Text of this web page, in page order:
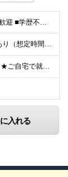
■業界・職種未経験OK！第二新卒歓迎 ■学歴不問 ■営業や販売サービス業・カスタマーサポートなど、顧客折衝経験をお持ちの方 ＜契約更新あり＞ 初回2ヵ月、2回目3ヵ月、3回目以降6ヵ月 ※目標の達
★年収423万〜623万円のモデルあり（想定時間外手当10時間分含む） ★半年に一度ドカンと支給のボーナスあり（半年に1度最大150万円） 月給25万円〜＋各種手当＋インセンティブ ＊リモートワーク
★通勤不要・完全フルリモート！ ★ご自宅で就業いただきます ……………………………………… 東京都品川区北品川5-1-18 住友不動産大崎ツインビル東館 ┗JR山手線・埼京線・湘南新宿ライン・りんかい
入れる